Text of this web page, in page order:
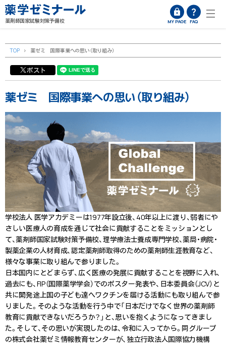
薬剤師国家試験対策予備校 FAQ
MY PAGE
TOP > 薬ゼミ 国際事業への思い（取り組み）
ポスト
薬ゼミ 国際事業への思い（取り組み）
学校法人 医学アカデミーは1977年設立後、40年以上に渡り、弱者にや
さしい医療人の育成を通じて社会に貢献することをミッションとし
て、薬剤師国家試験対策予備校、理学療法士養成専門学校、薬局・病院・
製薬企業の人材育成、認定薬剤師取得のための薬剤師生涯教育など、
様々な事業に取り組んで参りました。
日本国内にとどまらず、広く医療の発展に貢献することを視野に入れ、
過去にも、FIP（国際薬学学会）でのポスター発表や、日本委員会（JCV）と
共に開発途上国の子ども達へワクチンを届ける活動にも取り組んで参
りました。そのような活動を行う中で「日本だけでなく世界の薬剤師
教育に貢献できないだろうか？」と、思いを抱くようになってきまし
た。そして、その思いが実現したのは、令和に入ってから。同グループ
の株式会社薬ゼミ情報教育センターが、独立行政法人国際協力機構